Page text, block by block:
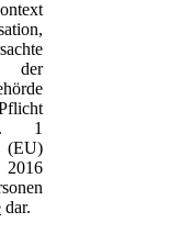
der
1
dar.